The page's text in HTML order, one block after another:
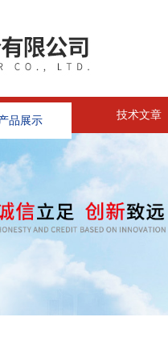
品展示 技术文章